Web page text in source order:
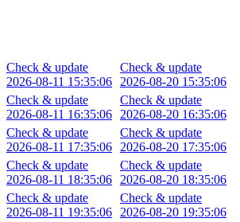
Check & update
2026-08-11 15:35:06
Check & update
2026-08-11 16:35:06
Check & update
2026-08-11 17:35:06
Check & update
2026-08-11 18:35:06
Check & update
2026-08-11 19:35:06
Check & update
2026-08-20 15:35:06
Check & update
2026-08-20 16:35:06
Check & update
2026-08-20 17:35:06
Check & update
2026-08-20 18:35:06
Check & update
2026-08-20 19:35:06